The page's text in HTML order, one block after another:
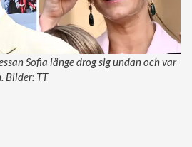
Sofia länge drog sig undan och var
Bilder: TT